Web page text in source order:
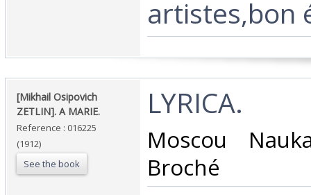
artistes,bon
‎[Mikhail Osipovich
ZETLIN]. A MARIE. ‎
Reference : 016225
(1912)
See the book
‎LYRICA.‎
‎Moscou
Broché ‎